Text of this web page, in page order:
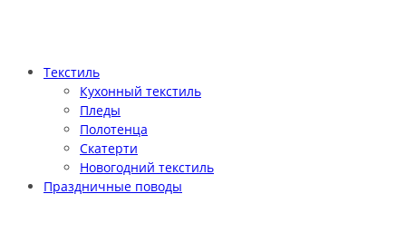
Текстиль
Кухонный текстиль
Пледы
Полотенца
Скатерти
Новогодний текстиль
Праздничные поводы